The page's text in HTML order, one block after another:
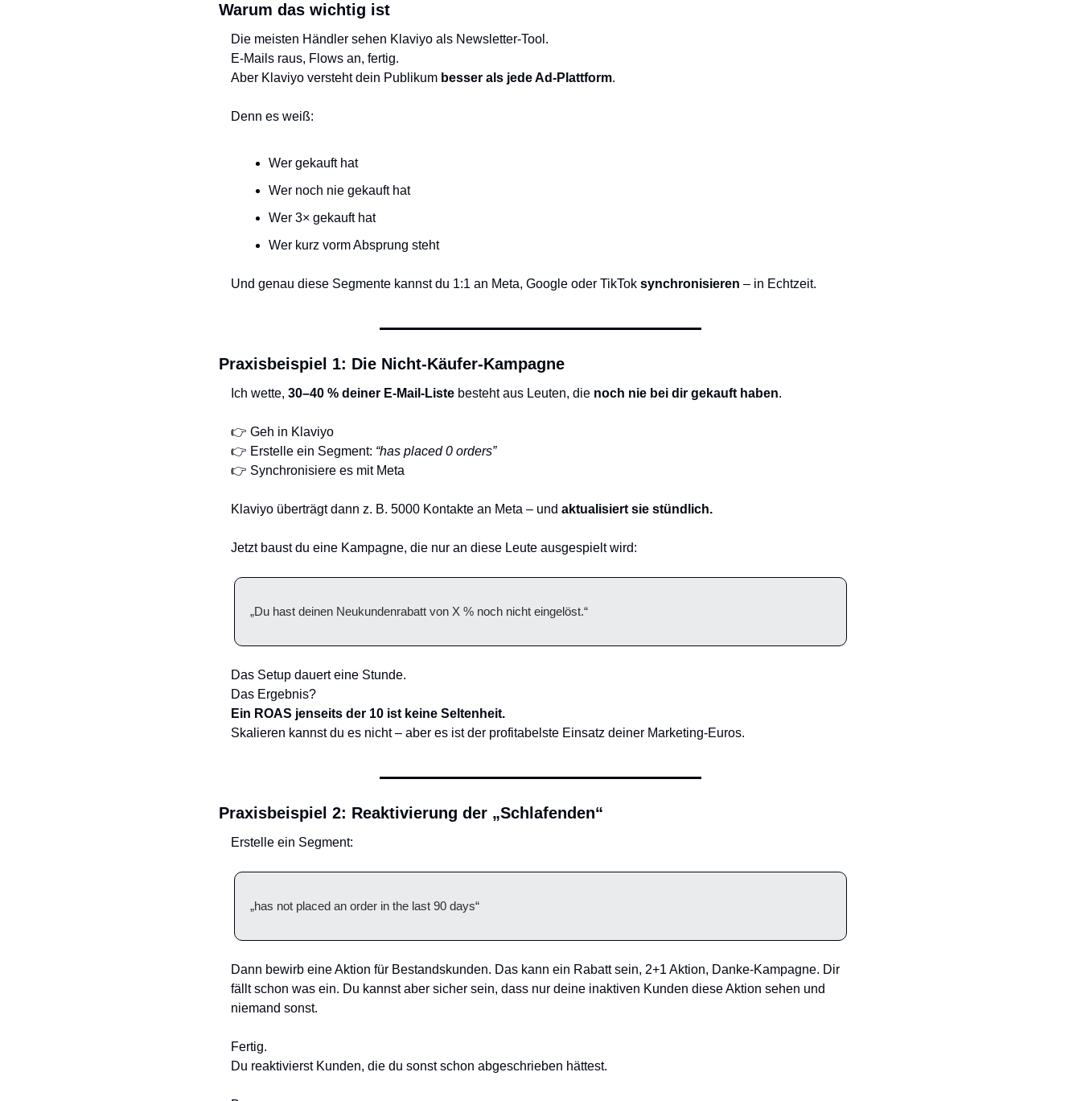
Warum das wichtig ist
Die meisten Händler sehen Klaviyo als Newsletter-Tool.
E-Mails raus, Flows an, fertig.
Aber Klaviyo versteht dein Publikum besser als jede Ad-Plattform.
Denn es weiß:
Wer gekauft hat
Wer noch nie gekauft hat
Wer 3× gekauft hat
Wer kurz vorm Absprung steht
Und genau diese Segmente kannst du 1:1 an Meta, Google oder TikTok synchronisieren – in Echtzeit.
Praxisbeispiel 1: Die Nicht-Käufer-Kampagne
Ich wette, 30–40 % deiner E-Mail-Liste besteht aus Leuten, die noch nie bei dir gekauft haben.
👉 Geh in Klaviyo
👉 Erstelle ein Segment: “has placed 0 orders”
👉 Synchronisiere es mit Meta
Klaviyo überträgt dann z. B. 5000 Kontakte an Meta – und aktualisiert sie stündlich.
Jetzt baust du eine Kampagne, die nur an diese Leute ausgespielt wird:
„Du hast deinen Neukundenrabatt von X % noch nicht eingelöst.“
Das Setup dauert eine Stunde.
Das Ergebnis?
Ein ROAS jenseits der 10 ist keine Seltenheit.
Skalieren kannst du es nicht – aber es ist der profitabelste Einsatz deiner Marketing-Euros.
Praxisbeispiel 2: Reaktivierung der „Schlafenden“
Erstelle ein Segment:
„has not placed an order in the last 90 days“
Dann bewirb eine Aktion für Bestandskunden. Das kann ein Rabatt sein, 2+1 Aktion, Danke-Kampagne. Dir
fällt schon was ein. Du kannst aber sicher sein, dass nur deine inaktiven Kunden diese Aktion sehen und
niemand sonst.
Fertig.
Du reaktivierst Kunden, die du sonst schon abgeschrieben hättest.